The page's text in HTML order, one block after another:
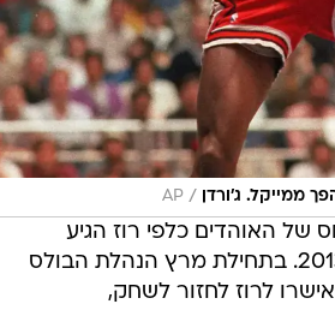
ממייקל. ג'ורדן /
AP
של האוהדים כלפי רוז הגיע
לקראת סוף עונת 2013. בתחילת מרץ הנהלת הבולס
לרוז לחזור לשחק,